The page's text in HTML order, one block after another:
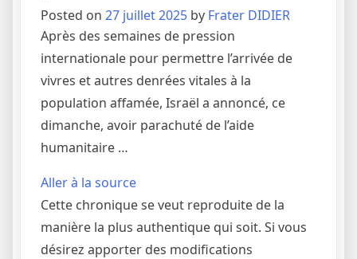
Posted on 27 juillet 2025 by Frater DIDIER
Après des semaines de pression
internationale pour permettre l’arrivée de
vivres et autres denrées vitales à la
population affamée, Israël a annoncé, ce
dimanche, avoir parachuté de l’aide
humanitaire …
Aller à la source
Cette chronique se veut reproduite de la
manière la plus authentique qui soit. Si vous
désirez apporter des modifications